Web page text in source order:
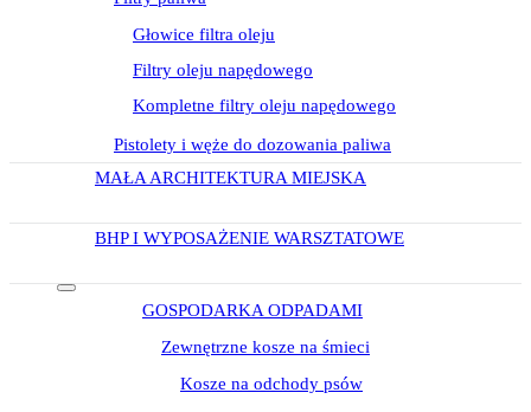
Głowice filtra oleju
Filtry oleju napędowego
Kompletne filtry oleju napędowego
Pistolety i węże do dozowania paliwa
MAŁA ARCHITEKTURA MIEJSKA
BHP I WYPOSAŻENIE WARSZTATOWE
GOSPODARKA ODPADAMI
Zewnętrzne kosze na śmieci
Kosze na odchody psów